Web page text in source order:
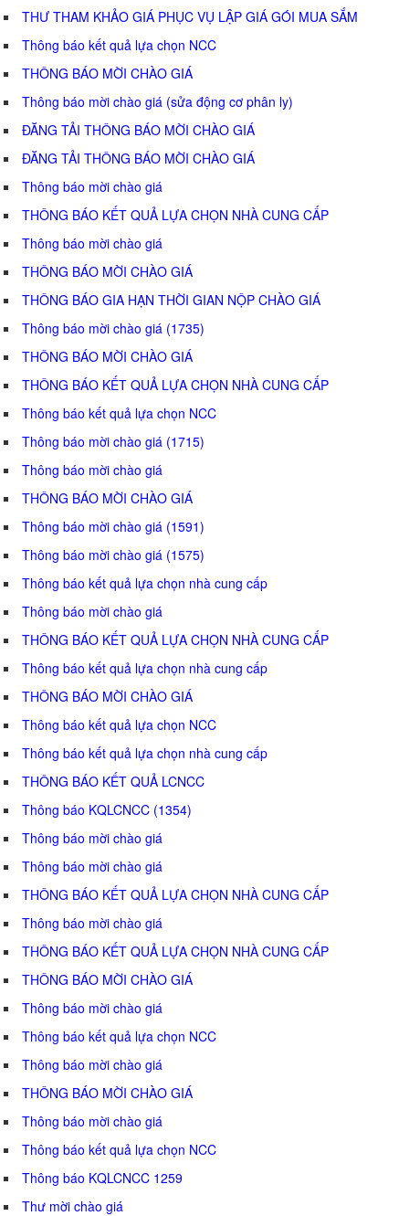
THƯ THAM KHẢO GIÁ PHỤC VỤ LẬP GIÁ GÓI MUA SẮM
Thông báo kết quả lựa chọn NCC
THÔNG BÁO MỜI CHÀO GIÁ
Thông báo mời chào giá (sửa động cơ phân ly)
ĐĂNG TẢI THÔNG BÁO MỜI CHÀO GIÁ
ĐĂNG TẢI THÔNG BÁO MỜI CHÀO GIÁ
Thông báo mời chào giá
THÔNG BÁO KẾT QUẢ LỰA CHỌN NHÀ CUNG CẤP
Thông báo mời chào giá
THÔNG BÁO MỜI CHÀO GIÁ
THÔNG BÁO GIA HẠN THỜI GIAN NỘP CHÀO GIÁ
Thông báo mời chào giá (1735)
THÔNG BÁO MỜI CHÀO GIÁ
THÔNG BÁO KẾT QUẢ LỰA CHỌN NHÀ CUNG CẤP
Thông báo kết quả lựa chọn NCC
Thông báo mời chào giá (1715)
Thông báo mời chào giá
THÔNG BÁO MỜI CHÀO GIÁ
Thông báo mời chào giá (1591)
Thông báo mời chào giá (1575)
Thông báo kết quả lựa chọn nhà cung cấp
Thông báo mời chào giá
THÔNG BÁO KẾT QUẢ LỰA CHỌN NHÀ CUNG CẤP
Thông báo kết quả lựa chọn nhà cung cấp
THÔNG BÁO MỜI CHÀO GIÁ
Thông báo kết quả lựa chọn NCC
Thông báo kết quả lựa chọn nhà cung cấp
THÔNG BÁO KẾT QUẢ LCNCC
Thông báo KQLCNCC (1354)
Thông báo mời chào giá
Thông báo mời chào giá
THÔNG BÁO KẾT QUẢ LỰA CHỌN NHÀ CUNG CẤP
Thông báo mời chào giá
THÔNG BÁO KẾT QUẢ LỰA CHỌN NHÀ CUNG CẤP
THÔNG BÁO MỜI CHÀO GIÁ
Thông báo mời chào giá
Thông báo kết quả lựa chọn NCC
Thông báo mời chào giá
THÔNG BÁO MỜI CHÀO GIÁ
Thông báo mời chào giá
Thông báo kết quả lựa chọn NCC
Thông báo KQLCNCC 1259
Thư mời chào giá